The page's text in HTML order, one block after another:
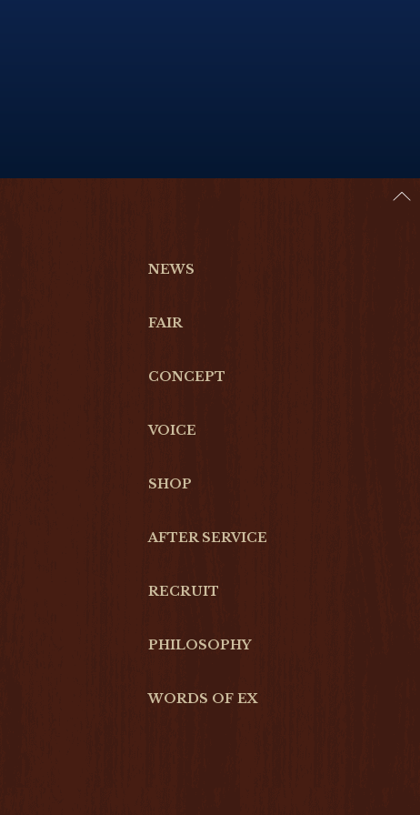
NEWS
FAIR
CONCEPT
VOICE
SHOP
AFTER SERVICE
RECRUIT
PHILOSOPHY
WORDS OF EX